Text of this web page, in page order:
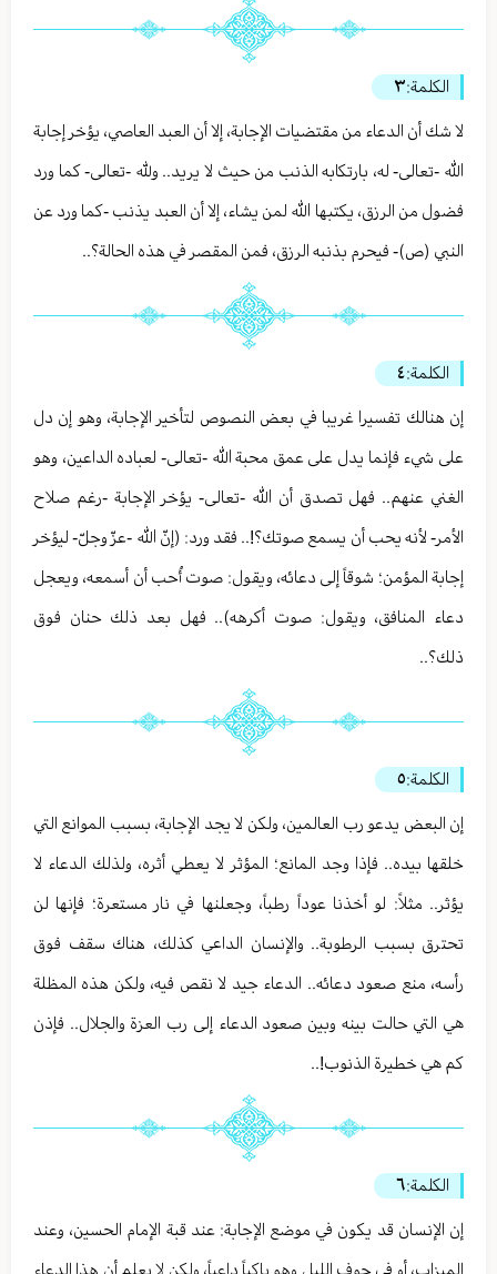
الكلمة:٣
لا شك أن الدعاء من مقتضيات الإجابة، إلا أن العبد العاصي، يؤخر إجابة
الله -تعالى- له، بارتكابه الذنب من حيث لا يريد.. ولله -تعالى- كما ورد
فضول من الرزق، يكتبها الله لمن يشاء، إلا أن العبد يذنب -كما ورد عن
النبي (ص)- فيحرم بذنبه الرزق، فمن المقصر في هذه الحالة؟..
الكلمة:٤
إن هنالك تفسيرا غريبا في بعض النصوص لتأخير الإجابة، وهو إن دل
على شيء فإنما يدل على عمق محبة الله -تعالى- لعباده الداعين، وهو
الغني عنهم.. فهل تصدق أن الله -تعالى- يؤخر الإجابة -رغم صلاح
الأمر- لأنه يحب أن يسمع صوتك؟!.. فقد ورد: (إنّ الله -عزّ وجلّ- ليؤخر
إجابة المؤمن؛ شوقاً إلى دعائه، ويقول: صوت أُحب أن أسمعه، ويعجل
دعاء المنافق، ويقول: صوت أكرهه).. فهل بعد ذلك حنان فوق
ذلك؟..
الكلمة:٥
إن البعض يدعو رب العالمين، ولكن لا يجد الإجابة، بسبب الموانع التي
خلقها بيده.. فإذا وجد المانع؛ المؤثر لا يعطي أثره، ولذلك الدعاء لا
يؤثر.. مثلاً: لو أخذنا عوداً رطباً، وجعلنها في نار مستعرة؛ فإنها لن
تحترق بسبب الرطوبة.. والإنسان الداعي كذلك، هناك سقف فوق
رأسه، منع صعود دعائه.. الدعاء جيد لا نقص فيه، ولكن هذه المظلة
هي التي حالت بينه وبين صعود الدعاء إلى رب العزة والجلال.. فإذن
كم هي خطيرة الذنوب!..
الكلمة:٦
إن الإنسان قد يكون في موضع الإجابة: عند قبة الإمام الحسين، وعند
الميزاب، أو في جوف الليل وهو باكياً داعياً، ولكن لا يعلم أن هذا الدعاء